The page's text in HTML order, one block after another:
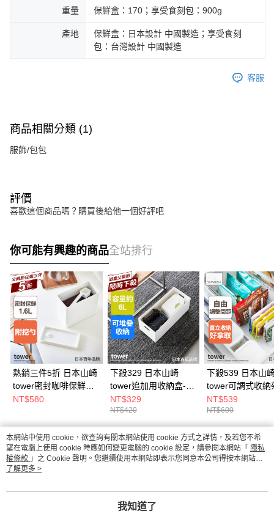
重量 保鮮盒：170；享受食刻包：900g
產地
保鮮盒：日本設計 中國製造；享受食刻
包：台灣設計 中國製造
客服
商品相關分類 (1)
服飾/包包
評價
喜歡這個商品嗎？購買後給他一個好評吧
你可能有興趣的商品全站排行
熱銷三件5折 日本山崎
tower密封咖啡保鮮盒
(白)/密封盒/真空保鮮
NT$580
下殺329 日本山崎
tower追加用收納盒-
(白)S/萬用收納盒/手把
收納盒/儲物盒
NT$329
NT$420
下殺539 日本山
tower可調式收納
(白)/冰箱收納/食
類/食品收納架
NT$539
NT$600
熱門標籤
本網站中使用 cookie，欲查詢有關本網站使用 cookie 方式之詳情，及若您不希
望在電腦上使用 cookie 時應如何變更電腦的 cookie 設定，請參閱本網站「 隱私
權條款 」之 Cookie 聲明。您繼續使用本網站即表示您同意本公司得按本網站使
用條款之 Cookie 聲明使用 cookie。
了解更多 >
我知道了